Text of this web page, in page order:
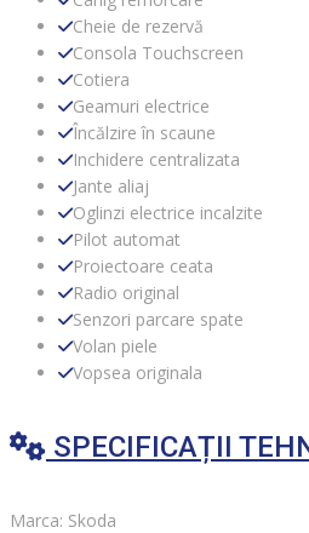
Cheie de rezervă
Consola Touchscreen
Cotiera
Geamuri electrice
Încălzire în scaune
Inchidere centralizata
Jante aliaj
Oglinzi electrice incalzite
Pilot automat
Proiectoare ceata
Radio original
Senzori parcare spate
Volan piele
Vopsea originala
SPECIFICAȚII
Marca: Skoda